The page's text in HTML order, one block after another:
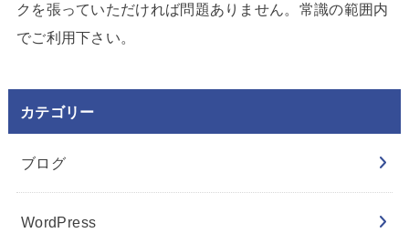
クを張っていただければ問題ありません。常識の範囲内
でご利用下さい。
カテゴリー
ブログ
WordPress